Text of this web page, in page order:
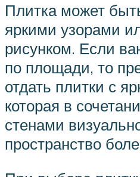
Плитка может
яркими узорами
рисунком. Если
по площади, то
отдать плитки с
которая в
стенами
пространство